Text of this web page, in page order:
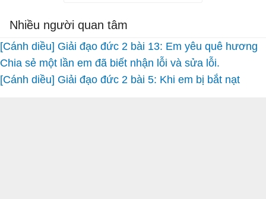
Nhiều người quan tâm
[Cánh diều] Giải đạo đức 2 bài 13: Em yêu quê hương
Chia sẻ một lần em đã biết nhận lỗi và sửa lỗi.
[Cánh diều] Giải đạo đức 2 bài 5: Khi em bị bắt nạt